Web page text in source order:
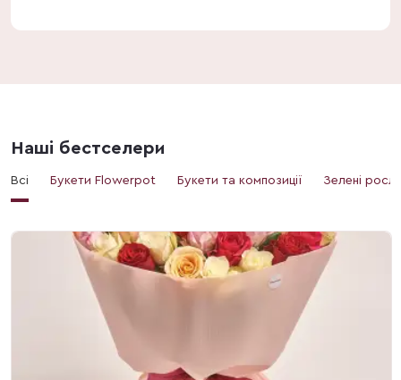
Наші бестселери
Всі Букети Flowerpot Букети та композиції Зелені